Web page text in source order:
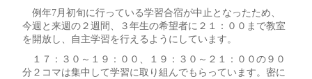
例年7月初旬に行っている学習合宿が中止となったため、
今週と来週の２週間、３年生の希望者に２１：００まで教室
を開放し、自主学習を行えるようにしています。
１７：３０～１９：００、１９：３０～２１：００の９０
分２コマは集中して学習に取り組んでもらっています。密に